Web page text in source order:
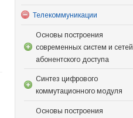
Телекоммуникации
Основы построения
современных систем и сетей
абонентского доступа
Синтез цифрового
коммутационного модуля
Основы построения